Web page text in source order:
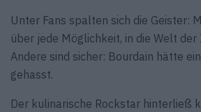
Unter Fans spalten sich die Geister:
über jede Möglichkeit, in die Welt
Andere sind sicher: Bourdain hätte
gehasst.
Der kulinarische Rockstar hinterließ